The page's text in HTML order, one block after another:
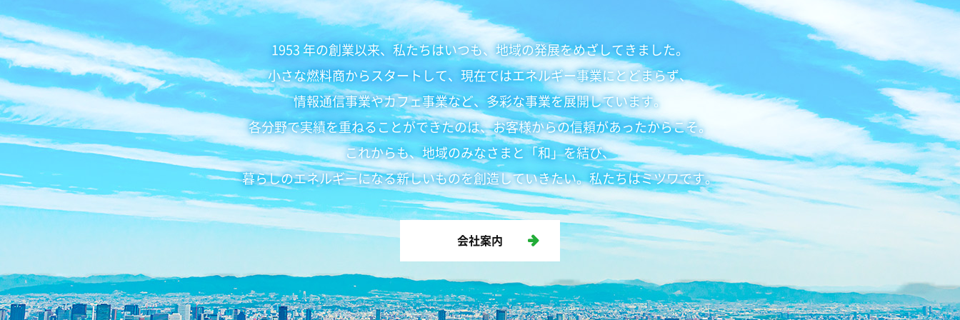
1953 年の創業以来、私たちはいつも、地域の発展をめざしてきました。
小さな燃料商からスタートして、現在ではエネルギー事業にとどまらず、
情報通信事業やカフェ事業など、多彩な事業を展開しています。
各分野で実績を重ねることができたのは、お客様からの信頼があったからこそ。
これからも、地域のみなさまと「和」を結び、
暮らしのエネルギーになる新しいものを創造していきたい。私たちはミツワです。
会社案内